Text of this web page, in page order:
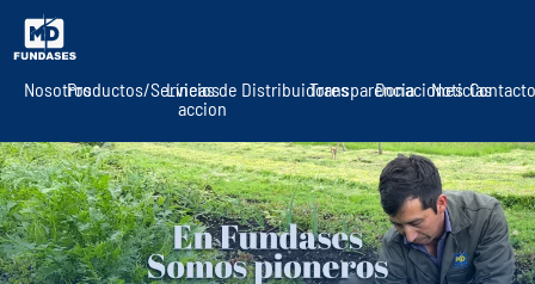
NosotrosProductos/Servicios
Líneas de
accion
DistribuidoresTransparenciaDonacionesNoticiasContacto